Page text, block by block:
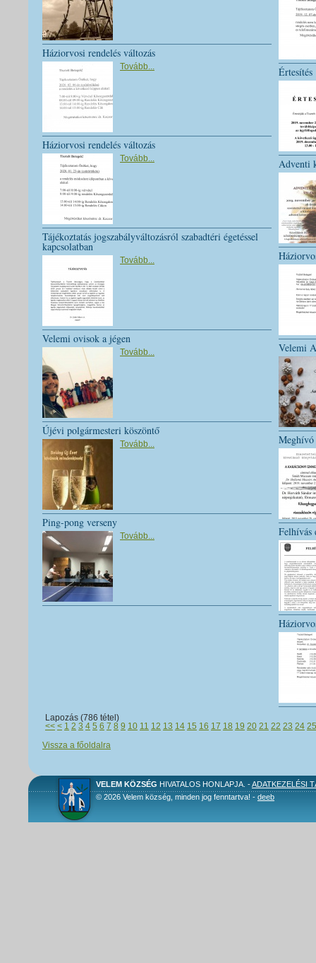
Háziorvosi rendelés változás
Tovább...
Háziorvosi rendelés változás
Tovább...
Tájékoztatás jogszabályváltozásról szabadtéri égetéssel
kapcsolatban
Tovább...
Velemi ovisok a jégen
Tovább...
Újévi polgármesteri köszöntő
Tovább...
Ping-pong verseny
Tovább...
Értesítés
Adventi
Velemi
Meghívó
Felhívás
Lapozás (786 tétel)
<< < 1 2 3 4 5 6 7 8 9 10 11 12 13 14 15 16 17 18 19 20 21 22 23 24 25
Vissza a főoldalra
VELEM KÖZSÉG HIVATALOS HONLAPJA. -ADATKEZELÉSI
© 2026 Velem község, minden jog fenntartva! - deeb